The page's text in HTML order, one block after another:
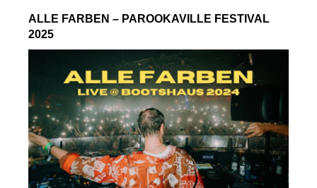
ALLE FARBEN – PAROOKAVILLE FESTIVAL
2025